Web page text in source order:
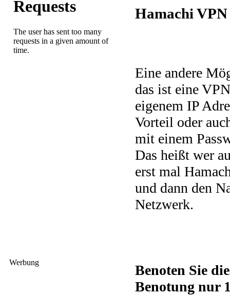
Werbung
Hamachi VPN
Eine andere
das ist eine
eigenem IP
Vorteil oder
mit einem
Das heißt wer
erst mal
und dann den
Netzwerk.
Benoten Sie
Benotung nur